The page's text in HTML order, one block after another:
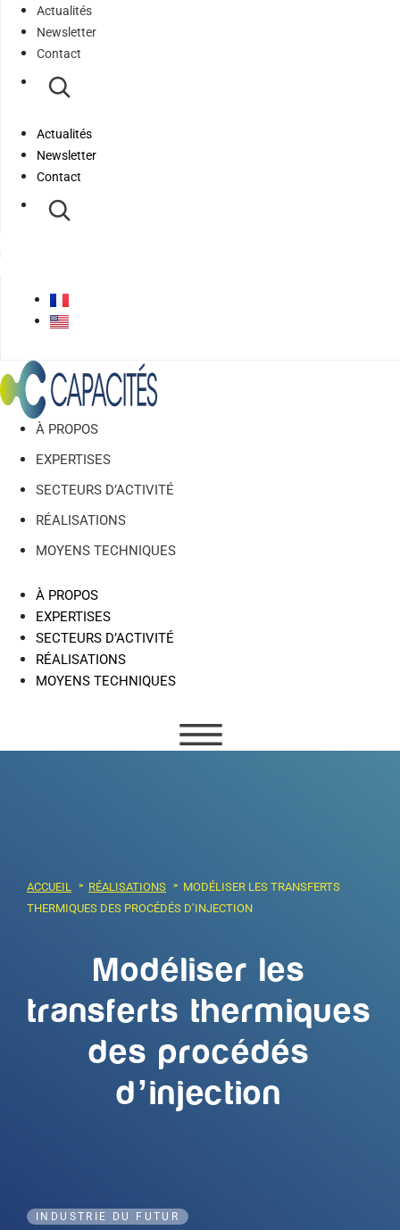
Actualités
Newsletter
Contact
Actualités
Newsletter
Contact
À PROPOS
EXPERTISES
SECTEURS D’ACTIVITÉ
RÉALISATIONS
MOYENS TECHNIQUES
À PROPOS
EXPERTISES
SECTEURS D’ACTIVITÉ
RÉALISATIONS
MOYENS TECHNIQUES
ACCUEIL RÉALISATIONS
MODÉLISER LES TRANSFERTS
THERMIQUES DES PROCÉDÉS D’INJECTION
Modéliser les
transferts thermiques
des procédés
d’injection
INDUSTRIE DU FUTUR